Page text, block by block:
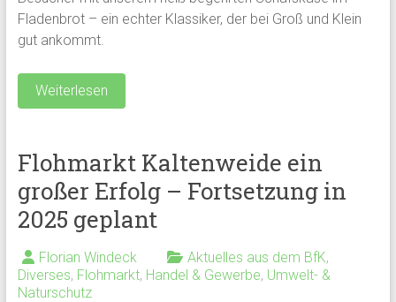
Fladenbrot – ein echter Klassiker, der bei Groß und Klein
gut ankommt.
Weiterlesen
Flohmarkt Kaltenweide ein
großer Erfolg – Fortsetzung in
2025 geplant
Florian Windeck Aktuelles aus dem BfK,
Diverses, Flohmarkt, Handel & Gewerbe, Umwelt- &
Naturschutz